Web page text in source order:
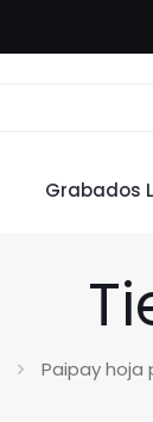
Grabados
Paipay